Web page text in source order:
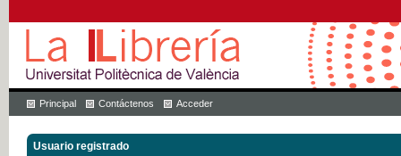
Principal Contáctenos Acceder
Usuario registrado